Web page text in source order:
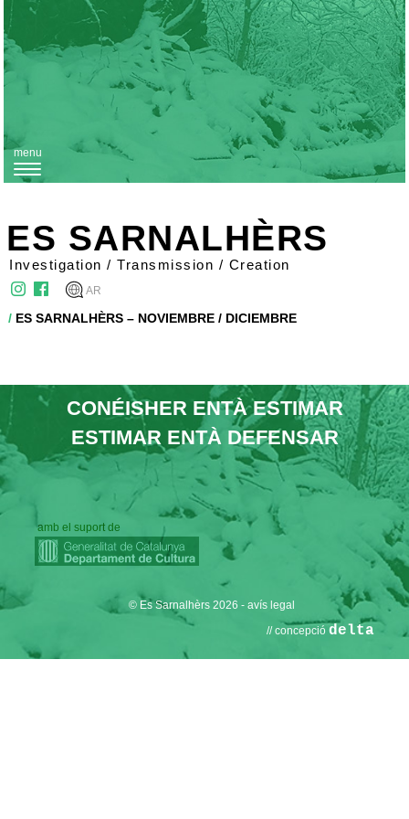
T
g
g
e
n
a
o
menu
ES SARNALHÈRS
Investigation / Transmission / Creation
AR
/ ES SARNALHÈRS – NOVIEMBRE / DICIEMBRE
CONÉISHER ENTÀ ESTIMAR
ESTIMAR ENTÀ DEFENSAR
amb el suport de
© Es Sarnalhèrs 2026 - avís legal
// concepció delta